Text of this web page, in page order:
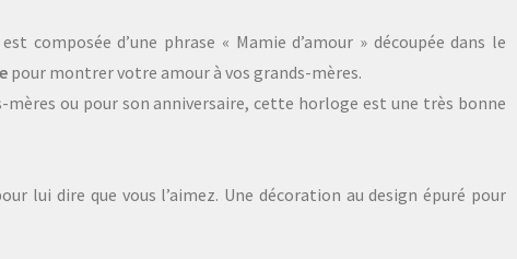
est composée d’une phrase « Mamie d’amour » découpée dans le
pour montrer votre amour à vos grands-mères.
mères ou pour son anniversaire, cette horloge est une très bonne
lui dire que vous l’aimez. Une décoration au design épuré pour